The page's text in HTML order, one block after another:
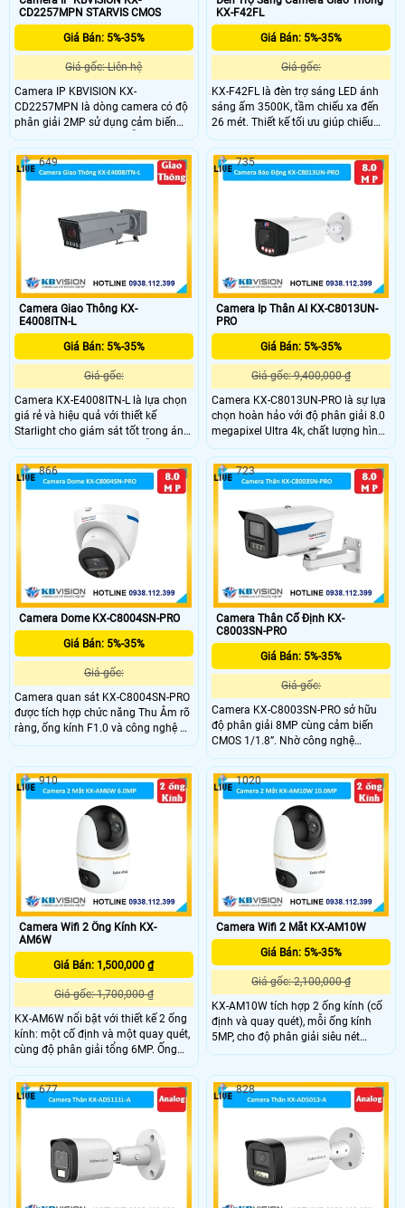
CD2257MPN STARVIS CMOS
Giá Bán: 5%-35%
Giá gốc: Liên hệ
Camera IP KBVISION KX-
CD2257MPN là dòng camera có độ
phân giải 2MP sử dụng cảm biến
STARVIS CMOS 1/2.8" hỗ trợ quay
quét 360° zoom quang 25X và công
nghệ Starlight cho hình ảnh sắc nét
trong điều kiện ánh sáng cực thấp.
100m và đèn LED màu 50m.
KX-F42FL
Giá Bán: 5%-35%
Giá gốc:
KX-F42FL là đèn trợ sáng LED ánh
sáng ấm 3500K, tầm chiếu xa đến
26 mét. Thiết kế tối ưu giúp chiếu
sáng rõ ràng 3 làn đường, đảm bảo
hình ảnh camera luôn rõ nét trong
điều kiện ánh sáng yếu hoặc ban
đêm.
Camera Giao Thông KX-
E4008ITN-L
Giá Bán: 5%-35%
Giá gốc:
Camera KX-E4008ITN-L là lựa chọn
giá rẻ và hiệu quả với thiết kế
Starlight cho giám sát tốt trong ánh
sáng yếu. Có cấu hình IP, hỗ trợ thẻ
nhớ Micro SD 512GB, độ phân giải
4.0 MP và xem Full Color 30m vào
ban đêm. Công nghệ IP, chống
ngược sáng DWDR 140db, và thân
kim loại với độ nhạy sáng cực cao.
649
Camera Ip Thân AI KX-C8013UN-
PRO
Giá Bán: 5%-35%
Giá gốc: 9,400,000 ₫
Camera KX-C8013UN-PRO là sự lựa
chọn hoàn hảo với độ phân giải 8.0
megapixel Ultra 4k, chất lượng hình
ảnh cao. Camera được sản xuất từ
chất liệu kim loại, hỗ trợ cảnh báo
cống trộm chủ động. Với cảm biến
chuyển động. Chức năng thu âm và
loa trên camera giúp nghe và nói
trong phạm vi 3m.
735
Camera Dome KX-C8004SN-PRO
Giá Bán: 5%-35%
Giá gốc:
Camera quan sát KX-C8004SN-PRO
được tích hợp chức năng Thu Âm rõ
ràng, ống kính F1.0 và công nghệ AI-
ISP mang lại hình ảnh ban đêm
và Chống Ngược Sáng giúp tăng
cường độ sáng và chất lượng hình
ảnh, cho phép xem rõ hơn dù ở đâu.
866
Camera Thân Cố Định KX-
C8003SN-PRO
Giá Bán: 5%-35%
Giá gốc:
Camera KX-C8003SN-PRO sở hữu
độ phân giải 8MP cùng cảm biến
CMOS 1/1.8”. Nhờ công nghệ
Starlight với độ nhạy sáng 0.0008
Lux @ F1.0, camera cho hình ảnh rõ
nét trong điều kiện ánh sáng cực
thấp, kết hợp WDR 120dB và LED
ánh sáng ấm hỗ trợ quan sát ban
đêm hiệu quả đến 50m.
723
Camera Wifi 2 Ống Kính KX-
AM6W
Giá Bán: 1,500,000 ₫
Giá gốc: 1,700,000 ₫
KX-AM6W nổi bật với thiết kế 2 ống
kính: một cố định và một quay quét,
cùng độ phân giải tổng 6MP. Ống
kính quay có khả năng xoay ngang
349°, dọc -5~90°, tích hợp hồng
ngoại và LED sáng ấm cho hình ảnh
rõ nét ngày đêm. Tất cả điều khiển
dễ dàng qua ứng dụng KBView Plus.
910
Camera Wifi 2 Mắt KX-AM10W
Giá Bán: 5%-35%
Giá gốc: 2,100,000 ₫
KX-AM10W tích hợp 2 ống kính (cố
định và quay quét), mỗi ống kính
5MP, cho độ phân giải siêu nét
10MP. Góc nhìn rộng 86°, quay
hồng ngoại và LED sáng ấm giúp
ghi hình rõ nét cả ngày lẫn đêm.
Điều khiển trực tiếp dễ dàng qua
1020
677 828